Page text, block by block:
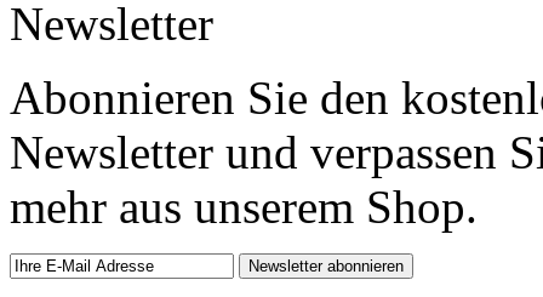
Newsletter
Abonnieren Sie den
Newsletter und verpassen
mehr aus unserem Shop.